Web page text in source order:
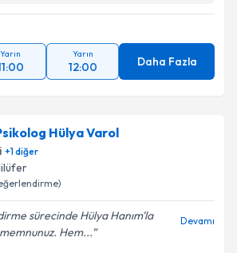
Yarın Yarın
12:00 Daha Fazla
Hülya Varol
+1diğer
sürecinde Hülya Hanım'la
memnunuz. Hem...
Devamı